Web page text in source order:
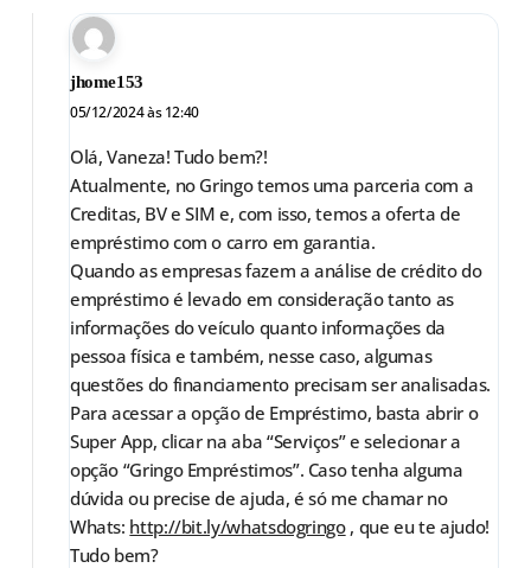
jhome153
05/12/2024 às 12:40
Olá, Vaneza! Tudo bem?!
Atualmente, no Gringo temos uma parceria com a
Creditas, BV e SIM e, com isso, temos a oferta de
empréstimo com o carro em garantia.
Quando as empresas fazem a análise de crédito do
empréstimo é levado em consideração tanto as
informações do veículo quanto informações da
pessoa física e também, nesse caso, algumas
questões do financiamento precisam ser analisadas.
Para acessar a opção de Empréstimo, basta abrir o
Super App, clicar na aba “Serviços” e selecionar a
opção “Gringo Empréstimos”. Caso tenha alguma
dúvida ou precise de ajuda, é só me chamar no
Whats: http://bit.ly/whatsdogringo, que eu te ajudo!
Tudo bem?